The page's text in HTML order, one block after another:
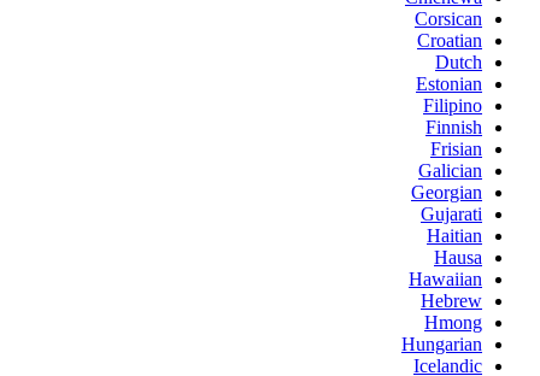
Corsican
Croatian
Dutch
Estonian
Filipino
Finnish
Frisian
Galician
Georgian
Gujarati
Haitian
Hausa
Hawaiian
Hebrew
Hmong
Hungarian
Icelandic